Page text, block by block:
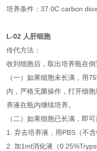
培养条件：37.0C carbon
L-02 人肝细胞
传代方法：
收到细胞后，取出培养瓶在
（一）如果细胞未长满，用
内，严格无菌操作，打开细
养液在瓶内继续培养。
（二）如果细胞已长满，即
1. 弃去培养液，用PBS（不
2. 加1ml消化液（